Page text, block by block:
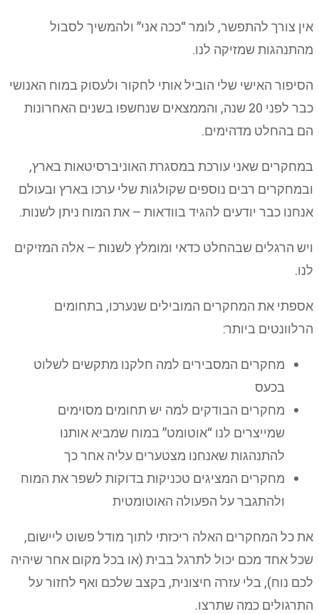
אין צורך להתפשר, לומר “ככה אני” ולהמשיך לסבול
מהתנהגות שמזיקה לנו.
הסיפור האישי שלי הוביל אותי לחקור ולעסוק במוח האנושי
כבר לפני 20 שנה, והממצאים שנחשפו בשנים האחרונות
הם בהחלט מדהימים.
במחקרים שאני עורכת במסגרת האוניברסיטאות בארץ,
ובמחקרים רבים נוספים שקולגות שלי ערכו בארץ ובעולם
אנחנו כבר יודעים להגיד בוודאות – את המוח ניתן לשנות.
ויש הרגלים שבהחלט כדאי ומומלץ לשנות – אלה המזיקים
לנו.
אספתי את המחקרים המובילים שנערכו, בתחומים
הרלוונטים ביותר:
מחקרים המסבירים למה חלקנו מתקשים לשלוט
בכעס
מחקרים הבודקים למה יש תחומים מסוימים
שמייצרים לנו “אוטומט” במוח שמביא אותנו
להתנהגות שאנחנו מצטערים עליה אחר כך
מחקרים המציגים טכניקות בדוקות לשפר את המוח
ולהתגבר על הפעולה האוטומטית
את כל המחקרים האלה ריכזתי לתוך מודל פשוט ליישום,
שכל אחד מכם יכול לתרגל בבית (או בכל מקום אחר שיהיה
לכם נוח), בלי עזרה חיצונית, בקצב שלכם ואף לחזור על
התרגולים כמה שתרצו.